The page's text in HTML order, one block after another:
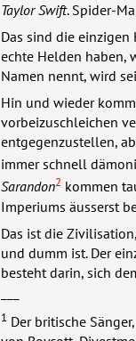
Taylor Swift. Spider-
Das sind die
echte Helden haben,
Namen nennt, wird
Hin und wieder
vorbeizuschleichen
entgegenzustellen,
immer schnell
Sarandon2 kommen
Imperiums äusserst
Das ist die
und dumm ist. Der
besteht darin, sich
1 Der britische